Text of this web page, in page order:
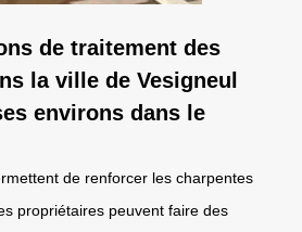
de traitement des
la ville de Vesigneul
environs dans le
de renforcer les charpentes
propriétaires peuvent faire des